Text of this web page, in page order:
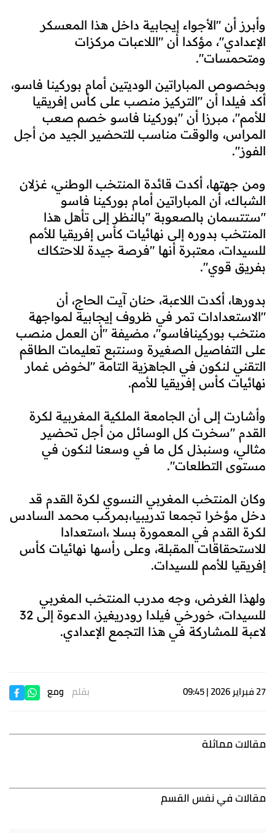
وأبرز أن "الأجواء إيجابية داخل هذا المعسكر
الإعدادي"، مؤكدا أن "اللاعبات مركزات
ومتحمسات".
وبخصوص المباراتين الوديتين أمام بوركينا فاسو،
أكد فيلدا أن "التركيز منصب على كأس إفريقيا
للأمم"، مبرزا أن "بوركينا فاسو خصم صعب
المراس، والوقت مناسب للتحضير الجيد من أجل
الفوز".
ومن جهتها، أكدت قائدة المنتخب الوطني، غزلان
الشباك، أن المباراتين أمام بوركينا فاسو
"ستتسمان بالصعوبة "بالنظر إلى تأهل هذا
المنتخب بدوره إلى نهائيات كأس إفريقيا للأمم
للسيدات، معتبرة أنها "فرصة جيدة للاحتكاك
بفريق قوي".
بدورها، أكدت اللاعبة، حنان آيت الحاج، أن
"الاستعدادات تمر في ظروف إيجابية لمواجهة
منتخب بوركينافاسو"، مضيفة "أن العمل منصب
على التفاصيل الصغيرة وسنتبع تعليمات الطاقم
التقني لنكون في الجاهزية التامة "لخوض غمار
نهائيات كأس إفريقيا للأمم.
وأشارت إلى أن الجامعة الملكية المغربية لكرة
القدم "سخرت كل الوسائل من أجل تحضير
مثالي، وسنبذل كل ما في وسعنا لنكون في
مستوى التطلعات".
وكان المنتخب المغربي النسوي لكرة القدم قد
دخل مؤخرا تجمعا تدريبيا،بمركب محمد السادس
لكرة القدم في المعمورة بسلا ،استعدادا
للاستحقاقات المقبلة، وعلى رأسها نهائيات كأس
إفريقيا للأمم للسيدات.
ولهذا الغرض، وجه مدرب المنتخب المغربي
للسيدات، خورخي فيلدا رودريغيز، الدعوة إلى 32
لاعبة للمشاركة في هذا التجمع الإعدادي.
27 فبراير 2026 | 09:45 بقلم ومع
مقالات مماثلة
مقالات في نفس القسم